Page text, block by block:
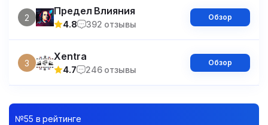
2
Предел Влияния
4.8 392 отзывы
Обзор
3
Xentra
4.7 246 отзывы
Обзор
№55 в рейтинге